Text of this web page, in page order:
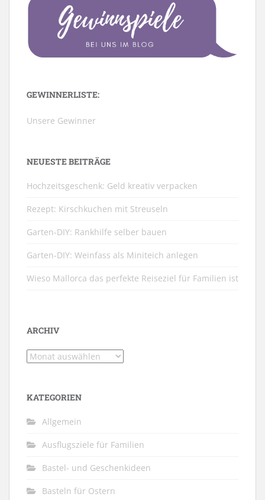
GEWINNERLISTE:
Unsere Gewinner
NEUESTE BEITRÄGE
Hochzeitsgeschenk: Geld kreativ verpacken
Rezept: Kirschkuchen mit Streuseln
Garten-DIY: Rankhilfe selber bauen
Garten-DIY: Weinfass als Miniteich anlegen
Wieso Mallorca das perfekte Reiseziel für Familien ist
ARCHIV
Archiv
KATEGORIEN
Allgemein
Ausflugsziele für Familien
Bastel- und Geschenkideen
Basteln für Ostern